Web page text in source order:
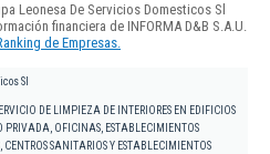
Leonesa De Servicios Domesticos Sl
financiera de INFORMA D&B S.A.U.
de Empresas.
Sl
DE LIMPIEZA DE INTERIORES EN EDIFICIOS
OFICINAS, ESTABLECIMIENTOS
CENTROS SANITARIOS Y ESTABLECIMIENTOS